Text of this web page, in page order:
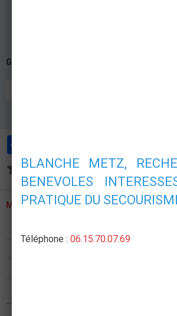
GALAXIE
Aucune note. Soyez le
MENU
BLANCHE METZ,
BENEVOLES
PRATIQUE DU
Téléphone : 06.15.70.07.69